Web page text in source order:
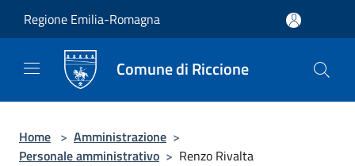
Regione Emilia-Romagna
Comune di Riccione
Home > Amministrazione >
Personale amministrativo > Renzo Rivalta